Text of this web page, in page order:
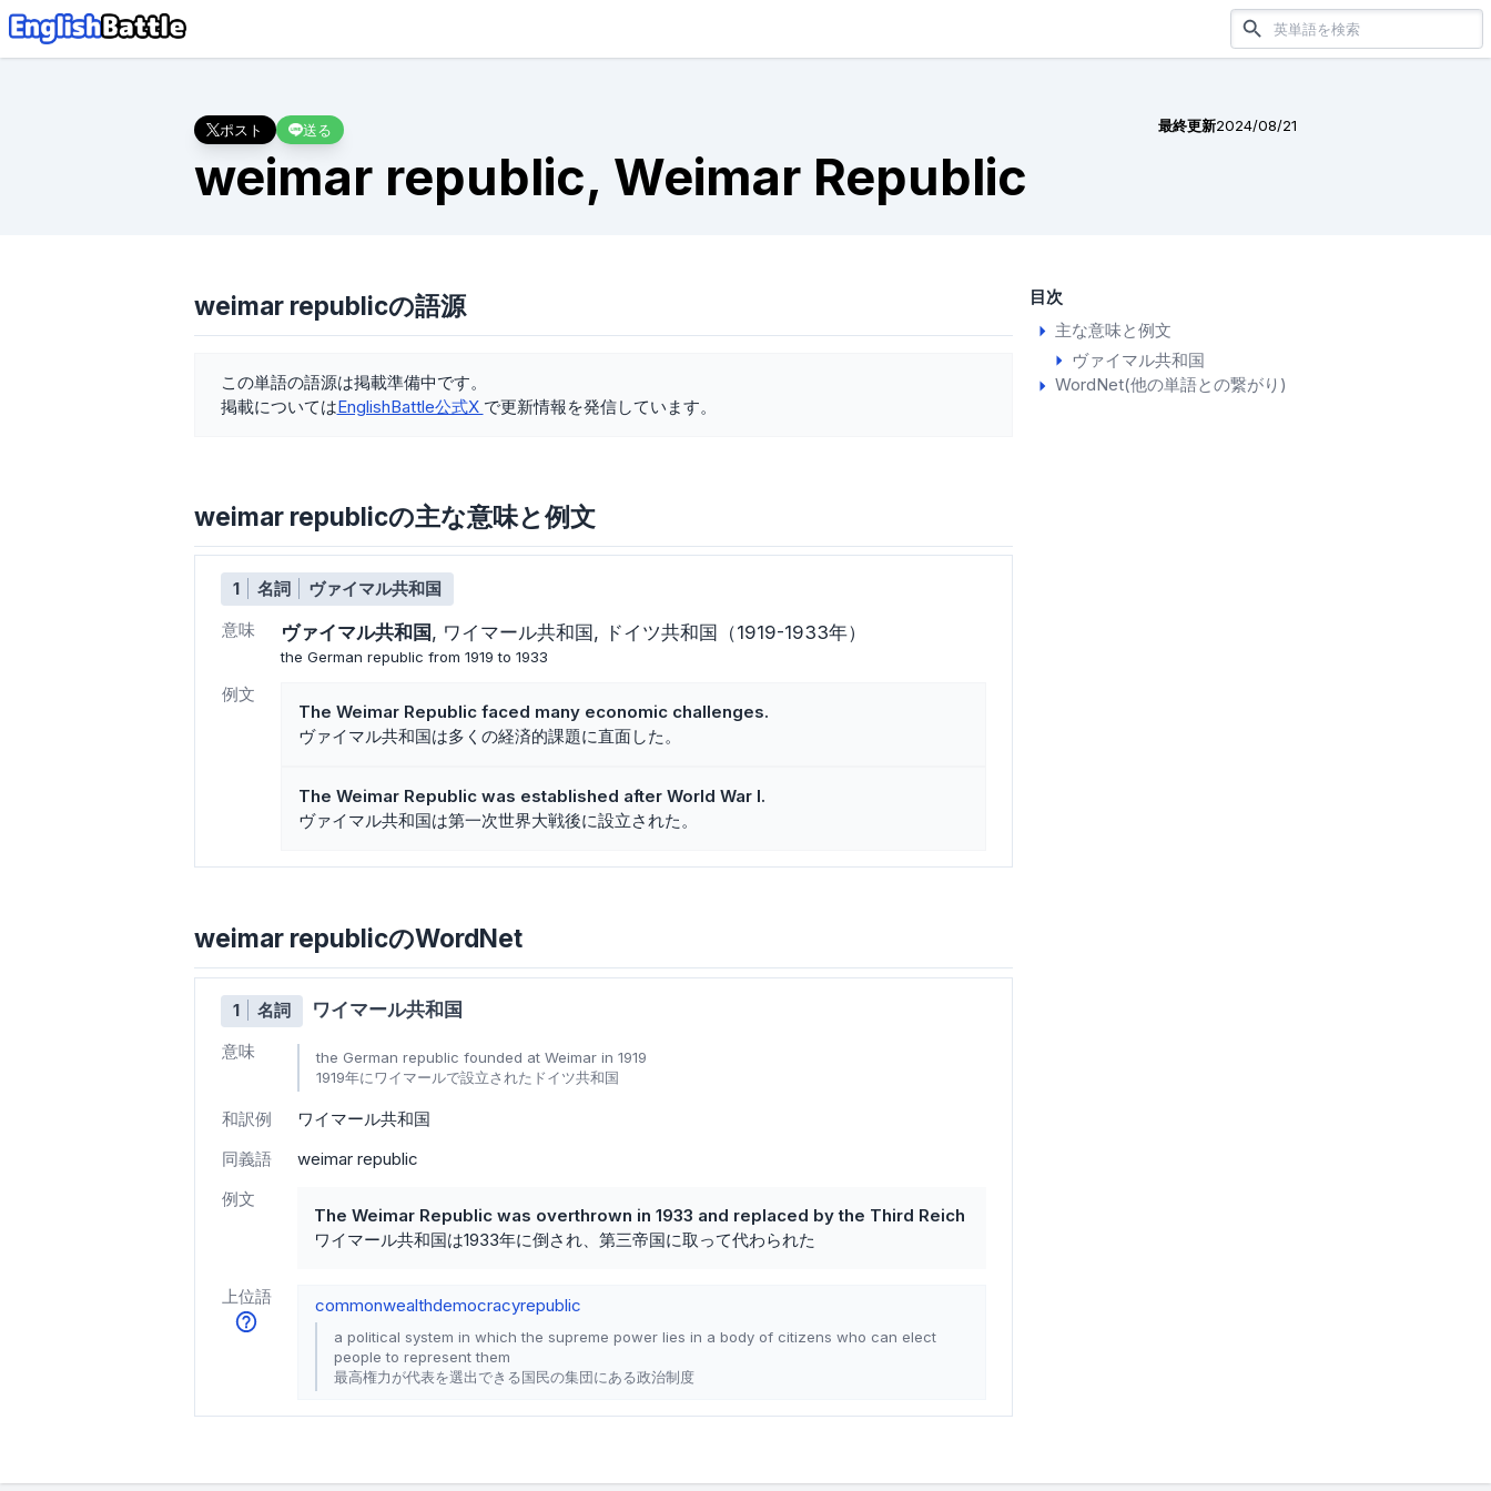
ポスト 送る 最終更新2024/08/21
weimar republic, Weimar Republic
目次
主な意味と例文
ヴァイマル共和国
WordNet(他の単語との繋がり)
weimar republicの語源
この単語の語源は掲載準備中です。
掲載についてはEnglishBattle公式X で更新情報を発信しています。
weimar republicの主な意味と例文
1 名詞
ヴァイマル共和国
意味
ヴァイマル共和国 ワイマール共和国 ドイツ共和国（1919-1933年）
the German republic from 1919 to 1933
例文
The Weimar Republic faced many economic challenges.
ヴァイマル共和国は多くの経済的課題に直面した。
The Weimar Republic was established after World War I.
ヴァイマル共和国は第一次世界大戦後に設立された。
weimar republicのWordNet
1 名詞 ワイマール共和国
意味
the German republic founded at Weimar in 1919
1919年にワイマールで設立されたドイツ共和国
和訳例
ワイマール共和国
同義語
weimar republic
例文
The Weimar Republic was overthrown in 1933 and replaced by the Third Reich
ワイマール共和国は1933年に倒され、第三帝国に取って代わられた
上位語 commonwealthdemocracyrepublic
a political system in which the supreme power lies in a body of citizens who can elect
people to represent them
最高権力が代表を選出できる国民の集団にある政治制度